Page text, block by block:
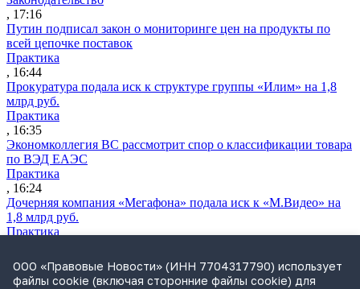
, 17:16
Путин подписал закон о мониторинге цен на продукты по
всей цепочке поставок
Практика
, 16:44
Прокуратура подала иск к структуре группы «Илим» на 1,8
млрд руб.
Практика
, 16:35
Экономколлегия ВС рассмотрит спор о классификации товара
по ВЭД ЕАЭС
Практика
, 16:24
Дочерняя компания «Мегафона» подала иск к «М.Видео» на
1,8 млрд руб.
Практика
СИП проверит отмену патента на систему управления
устройствами после возражений «Яндекса»
ООО «Правовые Новости» (ИНН 7704317790) использует
файлы cookie (включая сторонние файлы cookie) для